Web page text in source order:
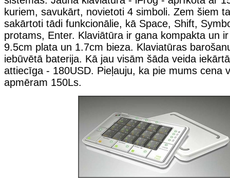
kuriem, savukārt, novietoti 4 simboli. Zem šiem
sakārtoti tādi funkcionālie, kā Space, Shift,
protams, Enter. Klaviātūra ir gana kompakta un
9.5cm plata un 1.7cm bieza. Klaviatūras
iebūvētā baterija. Kā jau visām šāda veida
attiecīga - 180USD. Pieļauju, ka pie mums cena
apmēram 150Ls.